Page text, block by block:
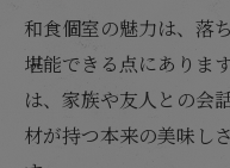
和食個室の魅力は、落
堪能できる点にありま
は、家族や友人との会
材が持つ本来の美味し